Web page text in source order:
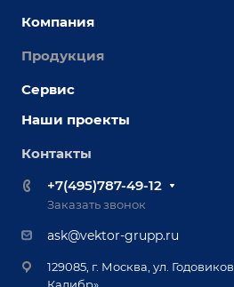
Компания
О компании
Выставки и мероприятия
Вопрос ответ
Реквизиты
Документы
Продукция
Сборочно-сварочные столы
Оснастка для сварочных столов
Оборудование для приварки
Приварной крепеж
Специализированные решения
Позиционеры и вращатели
Сервис
Сервисное обслуживание
Обучение
Лизинг
Гарантия
Наши проекты
Контакты
+7(495)787-49-12
Заказать звонок
ask@vektor-grupp.ru
129085, г. Москва, ул.